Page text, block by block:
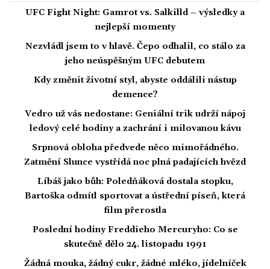
UFC Fight Night: Gamrot vs. Salkilld – výsledky a
nejlepší momenty
Nezvládl jsem to v hlavě. Čepo odhalil, co stálo za
jeho neúspěšným UFC debutem
Kdy změnit životní styl, abyste oddálili nástup
demence?
Vedro už vás nedostane: Geniální trik udrží nápoj
ledový celé hodiny a zachrání i milovanou kávu
Srpnová obloha předvede něco mimořádného.
Zatmění Slunce vystřídá noc plná padajících hvězd
Líbáš jako bůh: Poledňáková dostala stopku,
Bartoška odmítl sportovat a ústřední píseň, která
film přerostla
Poslední hodiny Freddieho Mercuryho: Co se
skutečně dělo 24. listopadu 1991
Žádná mouka, žádný cukr, žádné mléko, jídelníček